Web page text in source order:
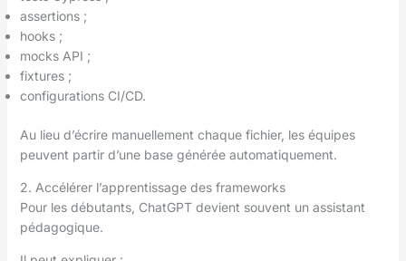
assertions ;
hooks ;
mocks API ;
fixtures ;
configurations CI/CD.
Au lieu d’écrire manuellement chaque fichier, les équipes
peuvent partir d’une base générée automatiquement.
2. Accélérer l’apprentissage des frameworks
Pour les débutants, ChatGPT devient souvent un assistant
pédagogique.